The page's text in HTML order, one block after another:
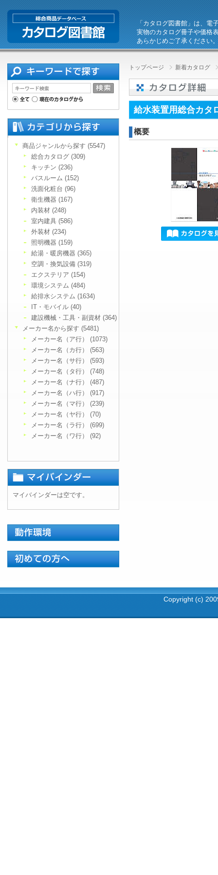
「カタログ図書館」は、電
実物のカタログ冊子や価格
あらかじめご了承ください
トップページ 新着カタログ
給水装置用総合カタ
概要
商品ジャンルから探す (5547)
総合カタログ (309)
キッチン (236)
バスルーム (152)
洗面化粧台 (96)
衛生機器 (167)
内装材 (248)
室内建具 (586)
外装材 (234)
照明機器 (159)
給湯・暖房機器 (365)
空調・換気設備 (319)
エクステリア (154)
環境システム (484)
給排水システム (1634)
IT・モバイル (40)
建設機械・工具・副資材 (364)
メーカー名から探す (5481)
メーカー名（ア行） (1073)
メーカー名（カ行） (563)
メーカー名（サ行） (593)
メーカー名（タ行） (748)
メーカー名（ナ行） (487)
メーカー名（ハ行） (917)
メーカー名（マ行） (239)
メーカー名（ヤ行） (70)
メーカー名（ラ行） (699)
メーカー名（ワ行） (92)
マイバインダーは空です。
Copyright (c)